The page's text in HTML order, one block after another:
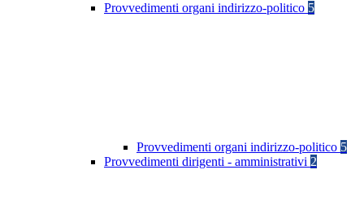
Provvedimenti organi indirizzo-politico 5
Provvedimenti organi indirizzo-politico 5
Provvedimenti dirigenti - amministrativi 2